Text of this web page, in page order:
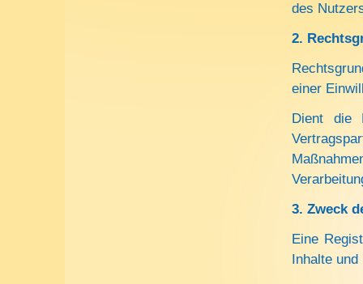
des
2.
einer
Dient die
3. Zweck
Eine
Inhalte